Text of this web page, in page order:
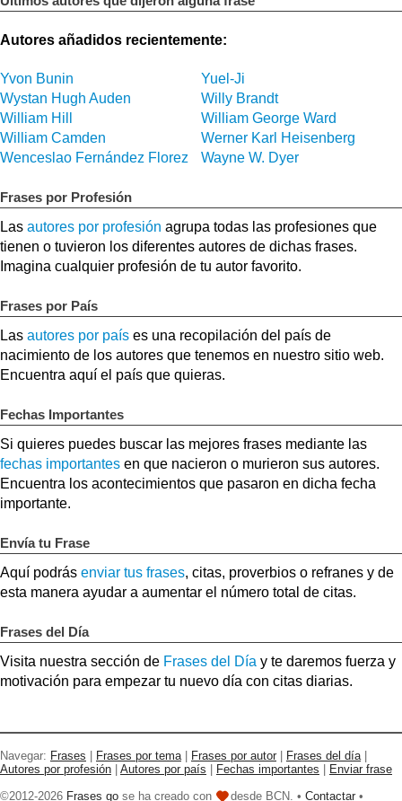
Autores añadidos recientemente:
Yvon Bunin
Yuel-Ji
Wystan Hugh Auden
Willy Brandt
William Hill
William George Ward
William Camden
Werner Karl Heisenberg
Wenceslao Fernández Florez
Wayne W. Dyer
Frases por Profesión
Las autores por profesión agrupa todas las profesiones que
tienen o tuvieron los diferentes autores de dichas frases.
Imagina cualquier profesión de tu autor favorito.
Frases por País
Las autores por país es una recopilación del país de
nacimiento de los autores que tenemos en nuestro sitio web.
Encuentra aquí el país que quieras.
Fechas Importantes
Si quieres puedes buscar las mejores frases mediante las
fechas importantes en que nacieron o murieron sus autores.
Encuentra los acontecimientos que pasaron en dicha fecha
importante.
Envía tu Frase
Aquí podrás enviar tus frases, citas, proverbios o refranes y de
esta manera ayudar a aumentar el número total de citas.
Frases del Día
Visita nuestra sección de Frases del Día y te daremos fuerza y
motivación para empezar tu nuevo día con citas diarias.
Navegar: Frases Frases por tema| Frases por autor Frases del día|
Autores por profesión
Autores por país Fechas importantes
Enviar frase
©2012-2026 Frases go se ha creado con desde BCN. • Contactar •